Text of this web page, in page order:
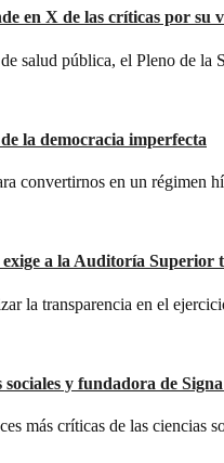
en X de las críticas por su
salud pública, el Pleno de
la democracia imperfecta
convertirnos en un régimen
a la Auditoría
la transparencia en el
sociales y fundadora de
más críticas de las ciencias